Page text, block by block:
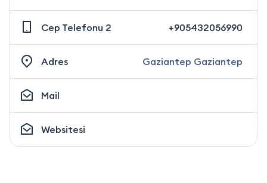
Cep Telefonu 2 +905432056990
Adres Gaziantep Gaziantep
Mail
Websitesi